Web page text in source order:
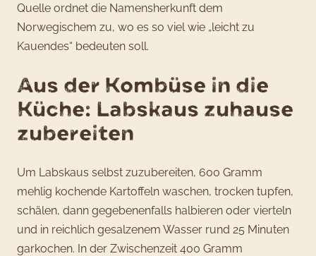
Quelle ordnet die Namensherkunft dem
Norwegischem zu, wo es so viel wie „leicht zu
Kauendes“ bedeuten soll.
Aus der Kombüse in die
Küche: Labskaus zuhause
zubereiten
Um Labskaus selbst zuzubereiten, 600 Gramm
mehlig kochende Kartoffeln waschen, trocken tupfen,
schälen, dann gegebenenfalls halbieren oder vierteln
und in reichlich gesalzenem Wasser rund 25 Minuten
garkochen. In der Zwischenzeit 400 Gramm